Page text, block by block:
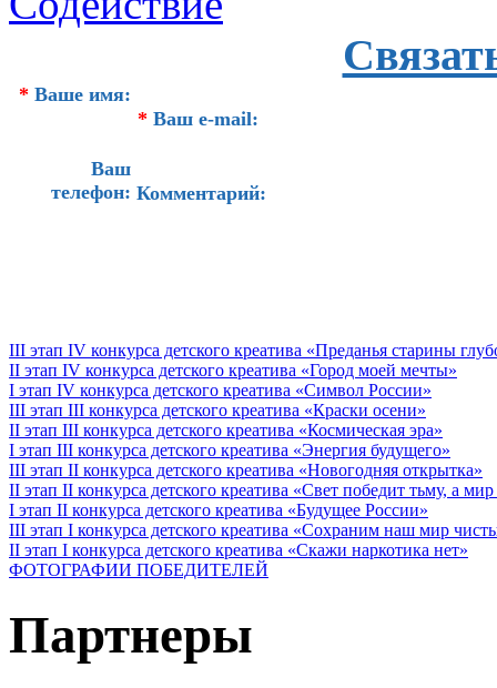
* Ваше имя:
* Ваш e-mail:
Ваш
телефон: Комментарий:
III этап IV конкурса детского креатива «Преданья старины
II этап IV конкурса детского креатива «Город моей мечты»
I этап IV конкурса детского креатива «Символ России»
III этап III конкурса детского креатива «Краски осени»
II этап III конкурса детского креатива «Космическая эра»
I этап III конкурса детского креатива «Энергия будущего»
III этап II конкурса детского креатива «Новогодняя открытка»
II этап II конкурса детского креатива «Свет победит тьму, а
I этап II конкурса детского креатива «Будущее России»
III этап I конкурса детского креатива «Сохраним наш мир
II этап I конкурса детского креатива «Скажи наркотика нет»
ФОТОГРАФИИ ПОБЕДИТЕЛЕЙ
Партнеры